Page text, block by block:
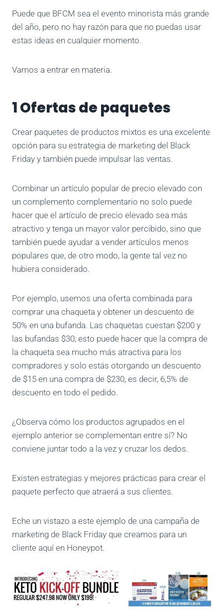
Puede que BFCM sea el evento minorista más grande
del año, pero no hay razón para que no puedas usar
estas ideas en cualquier momento.
Vamos a entrar en materia.
1 Ofertas de paquetes
Crear paquetes de productos mixtos es una excelente
opción para su estrategia de marketing del Black
Friday y también puede impulsar las ventas.
Combinar un artículo popular de precio elevado con
un complemento complementario no solo puede
hacer que el artículo de precio elevado sea más
atractivo y tenga un mayor valor percibido, sino que
también puede ayudar a vender artículos menos
populares que, de otro modo, la gente tal vez no
hubiera considerado.
Por ejemplo, usemos una oferta combinada para
comprar una chaqueta y obtener un descuento de
50% en una bufanda. Las chaquetas cuestan $200 y
las bufandas $30; esto puede hacer que la compra de
la chaqueta sea mucho más atractiva para los
compradores y solo estás otorgando un descuento
de $15 en una compra de $230, es decir, 6,5% de
descuento en todo el pedido.
¿Observa cómo los productos agrupados en el
ejemplo anterior se complementan entre sí? No
conviene juntar todo a la vez y cruzar los dedos.
Existen estrategias y mejores prácticas para crear el
paquete perfecto que atraerá a sus clientes.
Eche un vistazo a este ejemplo de una campaña de
marketing de Black Friday que creamos para un
cliente aquí en Honeypot.